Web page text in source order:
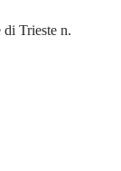
di Trieste n.